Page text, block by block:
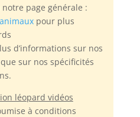
page générale :
pour plus
d’informations sur nos
sur nos spécificités
léopard vidéos
à conditions